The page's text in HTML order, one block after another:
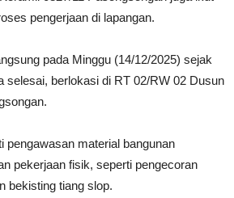
pengerjaan di lapangan.
pada Minggu (14/12/2025) sejak
selesai, berlokasi di RT 02/RW 02 Dusun
pengawasan material bangunan
pekerjaan fisik, seperti pengecoran
bekisting tiang slop.